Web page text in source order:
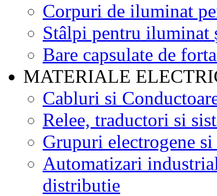
Corpuri de iluminat
Stâlpi pentru iluminat
Bare capsulate de
MATERIALE
Cabluri si
Relee, traductori si
Grupuri electrogene si
Automatizari
distributie